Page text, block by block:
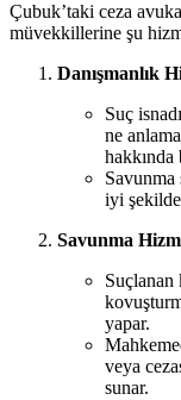
Çubuk’taki ceza
müvekkillerine şu
Danışmanlık
Suç
ne
iyi
Savunma
Suçlanan
yapar.
veya
sunar.